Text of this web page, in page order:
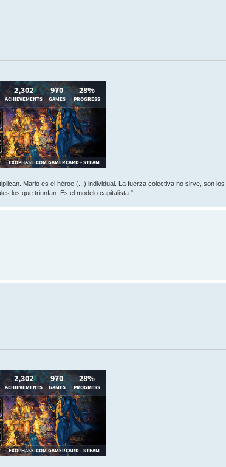
Mario es el héroe (...) individual. La fuerza colectiva no sirve, son los
los que triunfan. Es el modelo capitalista."